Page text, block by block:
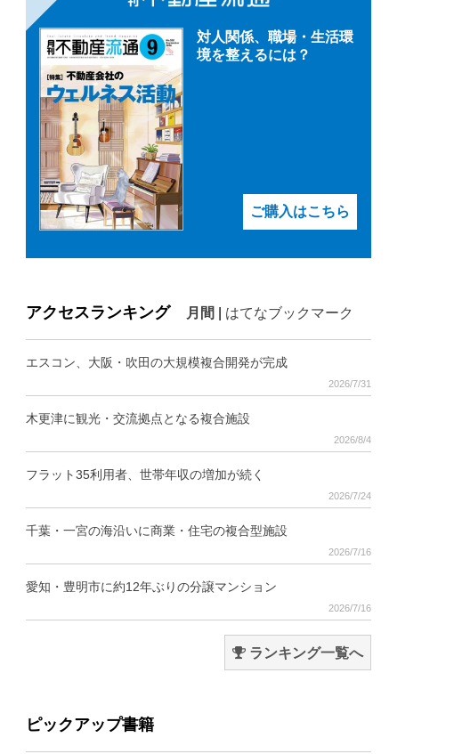
対人関係、職場・生活環
境を整えるには？
ご購入はこちら
アクセスランキング 月間 はてなブックマーク
エスコン、大阪・吹田の大規模複合開発が完成
2026/7/31
木更津に観光・交流拠点となる複合施設
2026/8/4
フラット35利用者、世帯年収の増加が続く
2026/7/24
千葉・一宮の海沿いに商業・住宅の複合型施設
2026/7/16
愛知・豊明市に約12年ぶりの分譲マンション
2026/7/16
ランキング一覧へ
ピックアップ書籍